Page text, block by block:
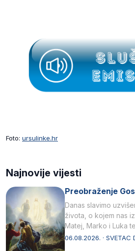
Foto: ursulinke.hr
Najnovije vijesti
Preobraženje
Danas slavimo
života, o kojem nas
Matej, Marko i Luka
drugoj…
06.08.2026. · SVETAC